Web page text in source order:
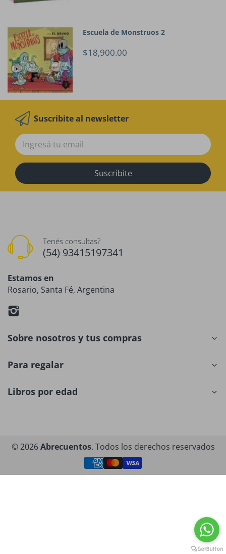
Escuela de Monstruos 2
$18,900.00
Suscribite al newsletter
Suscribite
Tenés consultas?
(54) 93415197341
Estamos en
Rosario, Santa Fé, Argentina
Sobre nosotros y tus compras
Para regalar
Libros por edad
© 2026Abrecuentos. Todos los derechos reservados